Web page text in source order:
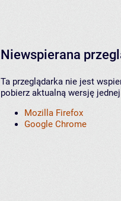
Niewspierana
Ta przeglądarka nie jest
pobierz aktualną wersję
Mozilla Firefox
Google Chrome